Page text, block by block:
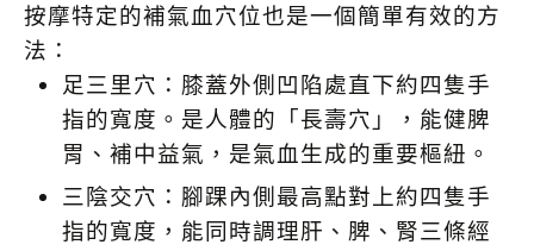
按摩特定的補氣血穴位也是一個簡單有效的方
法：
足三里穴：膝蓋外側凹陷處直下約四隻手
指的寬度。是人體的「長壽穴」，能健脾
胃、補中益氣，是氣血生成的重要樞紐。
三陰交穴：腳踝內側最高點對上約四隻手
指的寬度，能同時調理肝、脾、腎三條經